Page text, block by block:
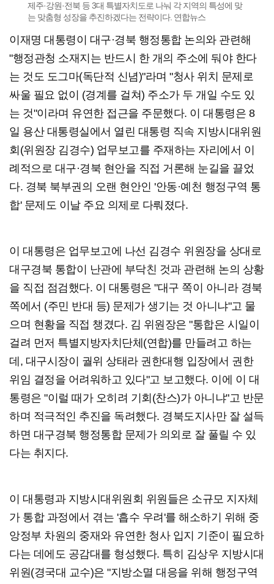
제주·강원·전북 등 3대 특별자치도로 나눠 각 지역의 특성에 맞
는 맞춤형 성장을 추진하겠다는 전략이다. 연합뉴스
이재명 대통령이 대구·경북 행정통합 논의와 관련해
"행정관청 소재지는 반드시 한 개의 주소에 둬야 한다
는 것도 도그마(독단적 신념)"라며 "청사 위치 문제로
싸울 필요 없이 (경계를 걸쳐) 주소가 두 개일 수도 있
는 것"이라며 유연한 접근을 주문했다. 이 대통령은 8
일 용산 대통령실에서 열린 대통령 직속 지방시대위원
회(위원장 김경수) 업무보고를 주재하는 자리에서 이
례적으로 대구·경북 현안을 직접 거론해 눈길을 끌었
다. 경북 북부권의 오랜 현안인 '안동·예천 행정구역 통
합' 문제도 이날 주요 의제로 다뤄졌다.
이 대통령은 업무보고에 나선 김경수 위원장을 상대로
대구경북 통합이 난관에 부닥친 것과 관련해 논의 상황
을 직접 점검했다. 이 대통령은 "대구 쪽이 아니라 경북
쪽에서 (주민 반대 등) 문제가 생기는 것 아니냐"고 물
으며 현황을 직접 챙겼다. 김 위원장은 "통합은 시일이
걸려 먼저 특별지방자치단체(연합)를 만들려고 하는
데, 대구시장이 궐위 상태라 권한대행 입장에서 권한
위임 결정을 어려워하고 있다"고 보고했다. 이에 이 대
통령은 "이럴 때가 오히려 기회(찬스)가 아니냐"고 반문
하며 적극적인 추진을 독려했다. 경북도지사만 잘 설득
하면 대구경북 행정통합 문제가 의외로 잘 풀릴 수 있
다는 취지다.
이 대통령과 지방시대위원회 위원들은 소규모 지자체
가 통합 과정에서 겪는 '흡수 우려'를 해소하기 위해 중
앙정부 차원의 중재와 유연한 청사 입지 기준이 필요하
다는 데에도 공감대를 형성했다. 특히 김상우 지방시대
위원(경국대 교수)은 "지방소멸 대응을 위해 행정구역